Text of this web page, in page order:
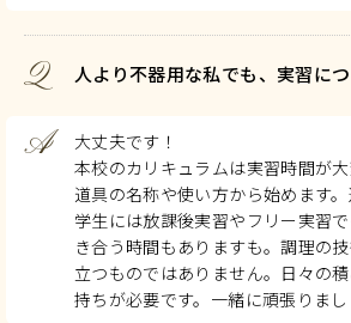
Q 人より不器用な私でも、実習に
A
大丈夫です！
本校のカリキュラムは実習時間が
道具の名称や使い方から始めます
学生には放課後実習やフリー実習
き合う時間もありますも。調理の
立つものではありません。日々の
持ちが必要です。一緒に頑張りまし